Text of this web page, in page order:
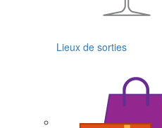
Lieux de sorties